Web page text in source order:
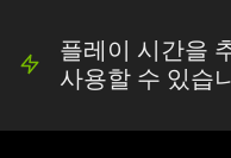
플레이 시간을
사용할 수 있습